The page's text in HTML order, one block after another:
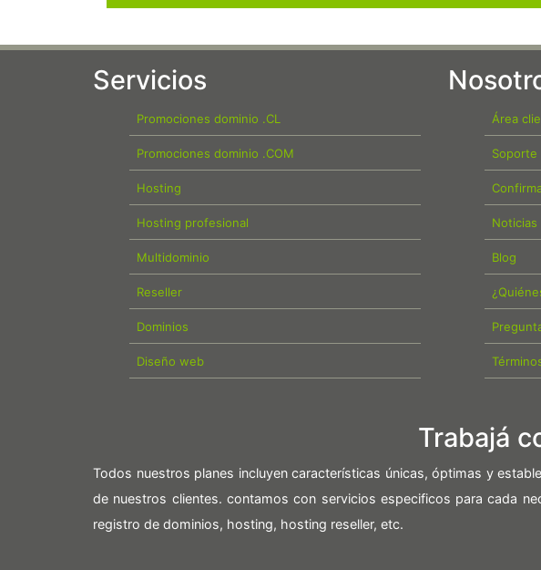
Servicios
Promociones dominio .CL
Promociones dominio .COM
Hosting
Hosting profesional
Multidominio
Reseller
Dominios
Diseño web
Área
Soporte
Noticias
Blog
Trabajá
Todos nuestros planes incluyen características únicas, óptimas y
de nuestros clientes. contamos con servicios especificos para cada
registro de dominios, hosting, hosting reseller, etc.